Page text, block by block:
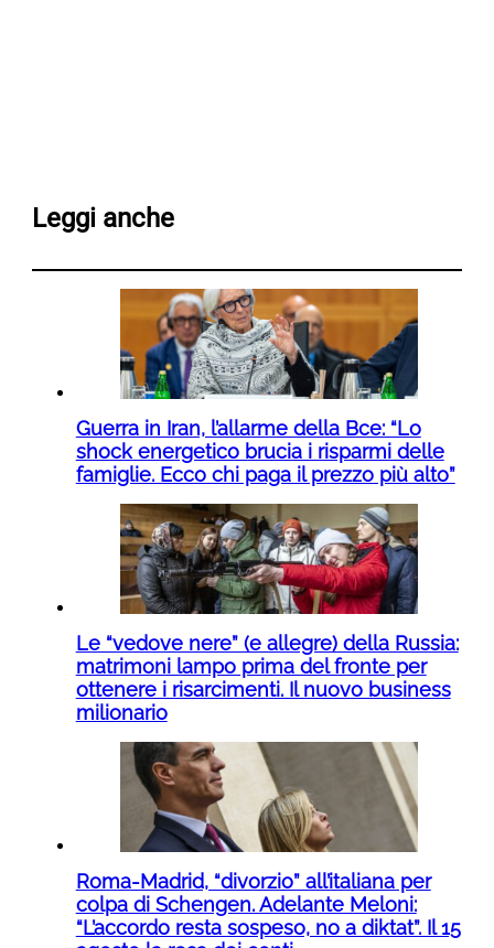
Leggi anche
Guerra in Iran, l’allarme della Bce: “Lo
shock energetico brucia i risparmi delle
famiglie. Ecco chi paga il prezzo più alto”
Le “vedove nere” (e allegre) della Russia:
matrimoni lampo prima del fronte per
ottenere i risarcimenti. Il nuovo business
milionario
Roma-Madrid, “divorzio” all’italiana per
colpa di Schengen. Adelante Meloni:
“L’accordo resta sospeso, no a diktat”. Il 15